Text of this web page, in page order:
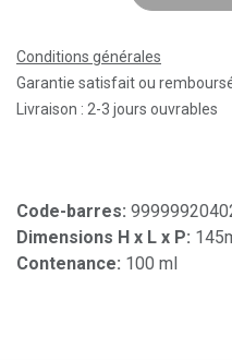
Conditions générales
Garantie satisfait ou
Livraison : 2-3 jours ouvrables
Code-barres:
Dimensions H x L x P:
Contenance: 100 ml